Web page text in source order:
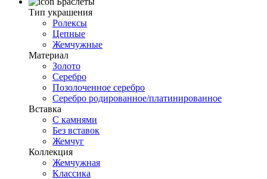
Тип украшения
Ролексы
Цепные
Жемчужные
Материал
Золото
Серебро
Позолоченное серебро
Серебро родированное/платинированное
Вставка
С камнями
Без вставок
Жемчуг
Коллекция
Жемчужная
Классика